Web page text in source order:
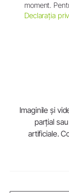
moment.
Declarația
Imaginile și
parțial
artificiale.